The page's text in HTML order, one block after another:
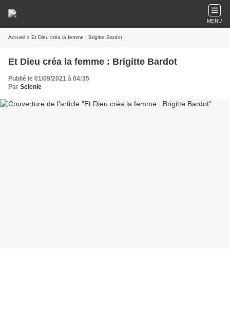
MENU
Accueil » Et Dieu créa la femme : Brigitte Bardot
Et Dieu créa la femme : Brigitte Bardot
Publié le 01/09/2021 à 04:35
Par Selenie